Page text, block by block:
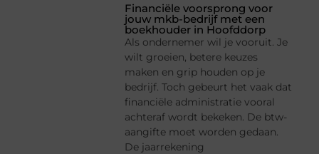
Financiële voorsprong voor
jouw mkb-bedrijf met een
boekhouder in Hoofddorp
Als ondernemer wil je vooruit. Je
wilt groeien, betere keuzes
maken en grip houden op je
bedrijf. Toch gebeurt het vaak dat
financiële administratie vooral
achteraf wordt bekeken. De btw-
aangifte moet worden gedaan.
De jaarrekening